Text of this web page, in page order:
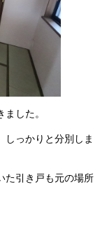
した。
しっかりと分別しま
た引き戸も元の場所